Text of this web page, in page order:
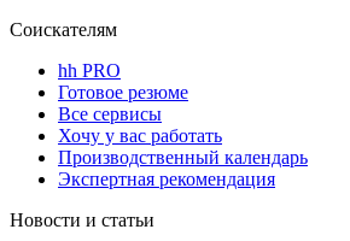
Соискателям
hh PRO
Готовое резюме
Все сервисы
Хочу у вас работать
Производственный календарь
Экспертная рекомендация
Новости и статьи